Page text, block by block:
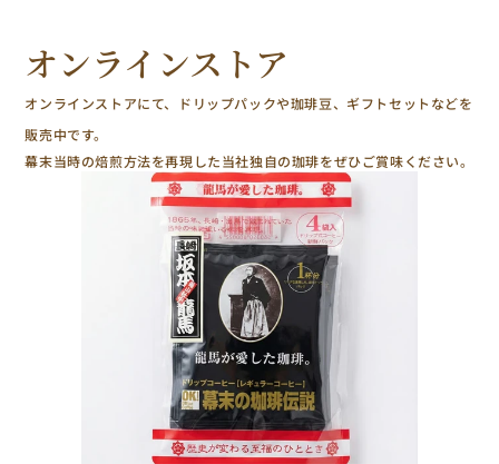
オンラインストア
オンラインストアにて、ドリップパックや珈琲豆、ギフトセットなどを
販売中です。
幕末当時の焙煎方法を再現した当社独自の珈琲をぜひご賞味ください。